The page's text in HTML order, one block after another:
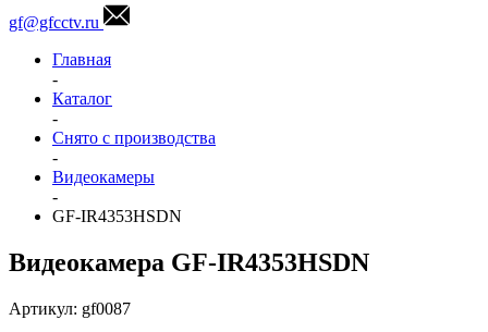
gf@gfcctv.ru
Главная
-
Каталог
-
Снято с производства
-
Видеокамеры
-
GF-IR4353HSDN
Видеокамера GF-IR4353HSDN
Артикул: gf0087